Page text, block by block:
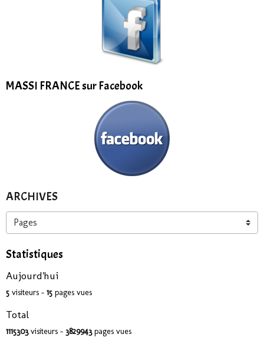
MASSI FRANCE sur Facebook
ARCHIVES
Statistiques
Aujourd'hui
5 visiteurs - 15 pages vues
Total
1115303visiteurs - 3829943pages vues